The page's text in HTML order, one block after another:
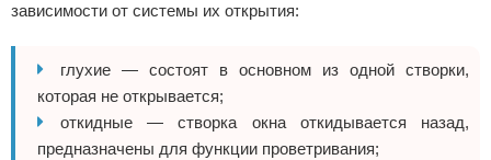
зависимости от системы их открытия:
глухие — состоят в основном из одной створки,
которая не открывается;
откидные — створка окна откидывается назад,
предназначены для функции проветривания;